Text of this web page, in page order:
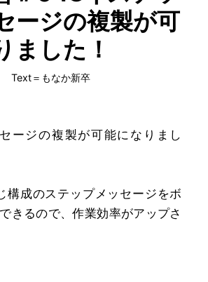
ージの複製が可
ました！
Text＝もなか新卒
ージの複製が可能になりまし
構成のステップメッセージをボ
きるので、作業効率がアップさ